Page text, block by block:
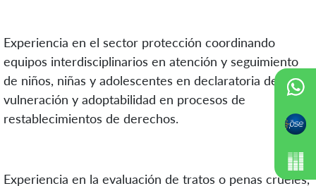
Experiencia en el sector protección coordinando
equipos interdisciplinarios en atención y seguimiento
de niños, niñas y adolescentes en declaratoria de
vulneración y adoptabilidad en procesos de
restablecimientos de derechos.
Experiencia en la evaluación de tratos o penas crueles,